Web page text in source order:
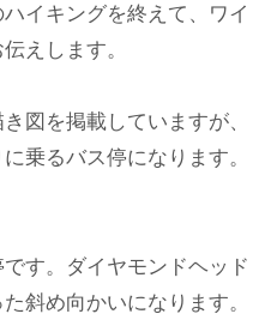
イキングを終えて、ワイ
えします。
図を掲載していますが、
乗るバス停になります。
す。ダイヤモンドヘッド
斜め向かいになります。